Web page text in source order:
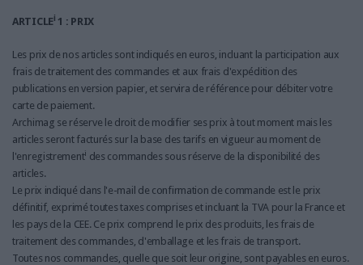
ARTICLEi 1 : PRIX
Les prix de nos articles sont indiqués en euros, incluant la participation aux
frais de traitement des commandes et aux frais d'expédition des
publications en version papier, et servira de référence pour débiter votre
carte de paiement.
Archimag se réserve le droit de modifier ses prix à tout moment mais les
articles seront facturés sur la base des tarifs en vigueur au moment de
l'enregistrementi des commandes sous réserve de la disponibilité des
articles.
Le prix indiqué dans l'e-mail de confirmation de commande est le prix
définitif, exprimé toutes taxes comprises et incluant la TVA pour la France et
les pays de la CEE. Ce prix comprend le prix des produits, les frais de
traitement des commandes, d'emballage et les frais de transport.
Toutes nos commandes, quelle que soit leur origine, sont payables en euros.